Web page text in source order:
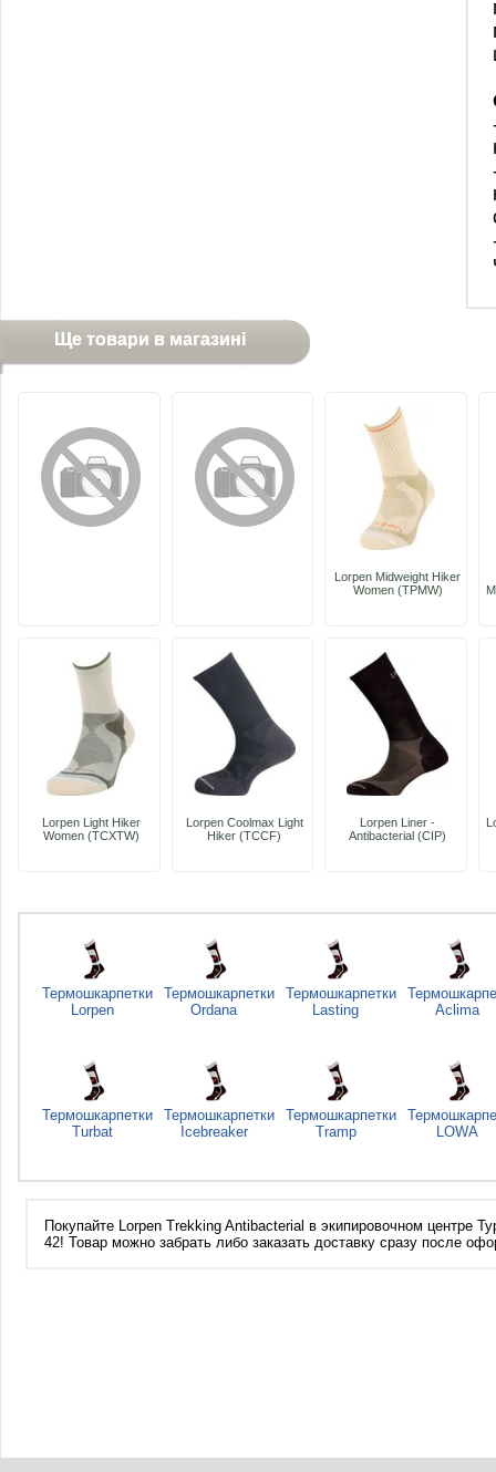
Ще товари в магазині
Lorpen Midweight Hiker
Women (TPMW)
Lorpen Light Hiker
Women (TCXTW)
Lorpen Coolmax Light
Hiker (TCCF)
Lorpen Liner -
Antibacterial (CIP)
Термошкарпетки
Lorpen
Термошкарпетки
Ordana
Термошкарпетки
Lasting
Aclima
Термошкарпетки
Turbat
Термошкарпетки
Icebreaker
Термошкарпетки
Tramp
LOWA
Покупайте Lorpen Trekking Antibacterial в экипировочном центре
42! Товар можно забрать либо заказать доставку сразу после